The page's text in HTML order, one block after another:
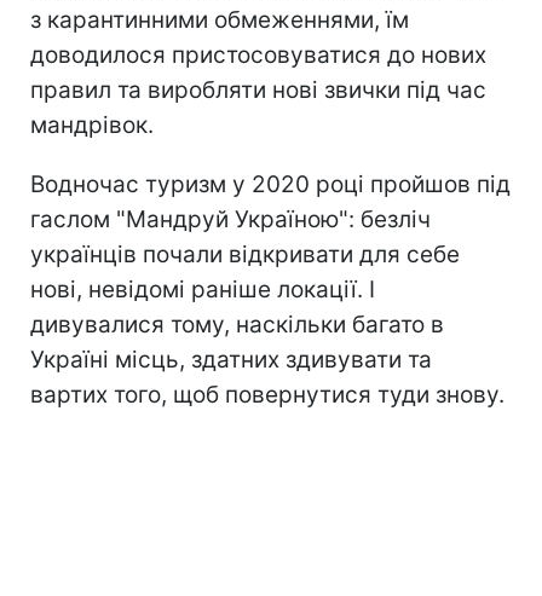
з карантинними обмеженнями, їм
доводилося пристосовуватися до нових
правил та виробляти нові звички під час
мандрівок.
Водночас туризм у 2020 році пройшов під
гаслом "Мандруй Україною": безліч
українців почали відкривати для себе
нові, невідомі раніше локації. І
дивувалися тому, наскільки багато в
Україні місць, здатних здивувати та
вартих того, щоб повернутися туди знову.